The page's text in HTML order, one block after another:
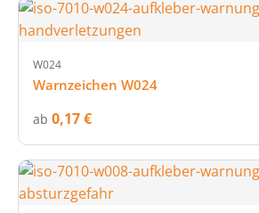
W024
Warnzeichen W024
ab 0,17 €